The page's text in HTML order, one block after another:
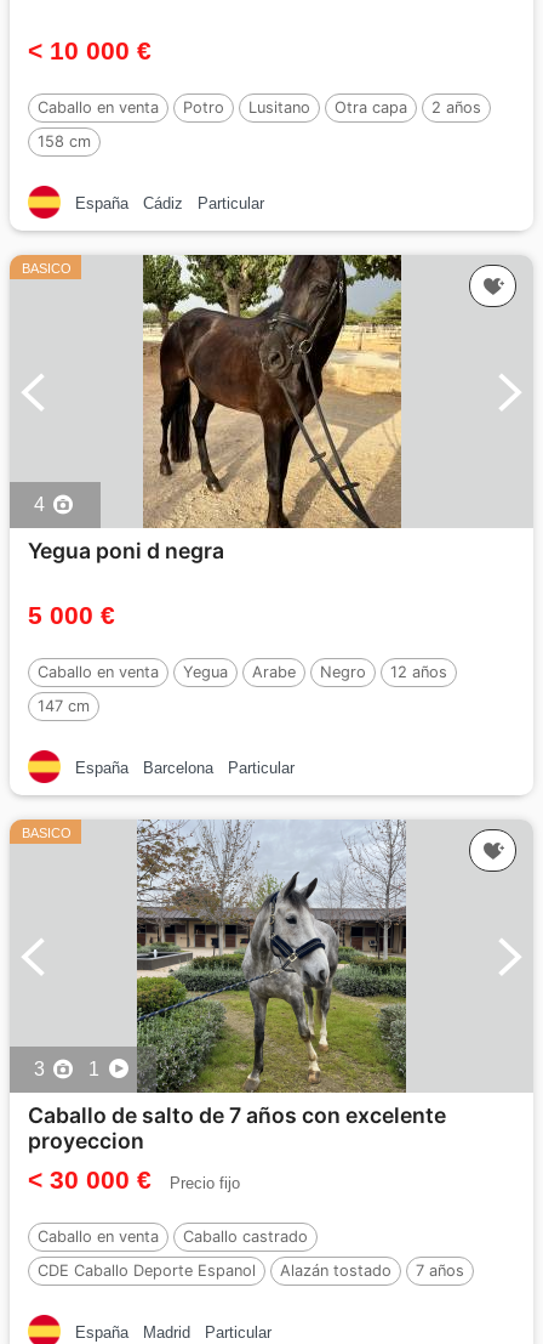
< 10 000 €
Caballo en venta Potro Lusitano Otra capa
2 años
158 cm
España Cádiz Particular
BASICO
4
Yegua poni d negra
5 000 €
Caballo en venta Yegua Arabe Negro
12 años
147 cm
España Barcelona Particular
BASICO
3 1
Caballo de salto de 7 años con excelente
proyeccion
< 30 000 € Precio fijo
Caballo en venta
Caballo castrado
CDE Caballo Deporte Espanol
Alazán tostado
7 años
España
Madrid Particular